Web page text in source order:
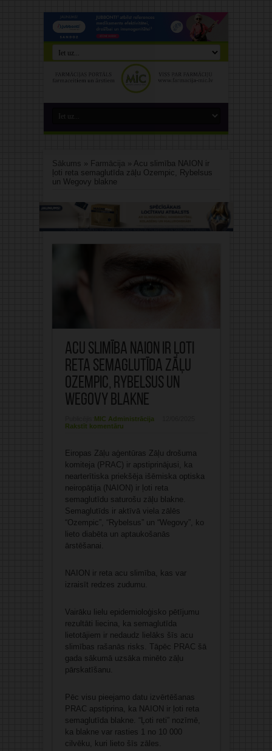
Sākums » Farmācija» Acu slimība NAION ir
ļoti reta semaglutīda zāļu Ozempic, Rybelsus
un Wegovy blakne
Acu slimība NAION ir ļoti
reta semaglutīda zāļu
Ozempic, Rybelsus un
Wegovy blakne
MIC Administrācija
Rakstīt komentāru
Eiropas Zāļu aģentūras Zāļu drošuma
komiteja (PRAC) ir apstiprinājusi, ka
nearterītiska priekšēja išēmiska optiska
neiropātija (NAION) ir ļoti reta
semaglutīdu saturošu zāļu blakne.
Semaglutīds ir aktīvā viela zālēs
“Ozempic”, “Rybelsus” un “Wegovy”, ko
lieto diabēta un aptaukošanās
ārstēšanai.
NAION ir reta acu slimība, kas var
izraisīt redzes zudumu.
Vairāku lielu epidemioloģisko pētījumu
rezultāti liecina, ka semaglutīda
lietotājiem ir nedaudz lielāks šīs acu
slimības rašanās risks. Tāpēc PRAC šā
gada sākumā uzsāka minēto zāļu
pārskatīšanu.
Pēc visu pieejamo datu izvērtēšanas
PRAC apstiprina, ka NAION ir ļoti reta
semaglutīda blakne. “Ļoti reti” nozīmē,
ka blakne var rasties 1 no 10 000
cilvēku, kuri lieto šīs zāles.